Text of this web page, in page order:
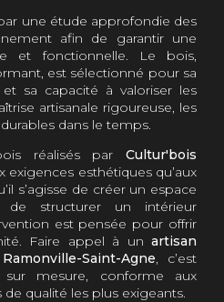
une étude approfondie des
afin de garantir une
et fonctionnelle. Le bois,
est sélectionné pour sa
sa capacité à valoriser les
artisanale rigoureuse, les
dans le temps.
réalisés par Cultur'bois
esthétiques qu’aux
s’agisse de créer un espace
de structurer un intérieur
est pensée pour offrir
Faire appel à un artisan
Saint-Agne, c’est
sur mesure, conforme aux
qualité les plus exigeants.